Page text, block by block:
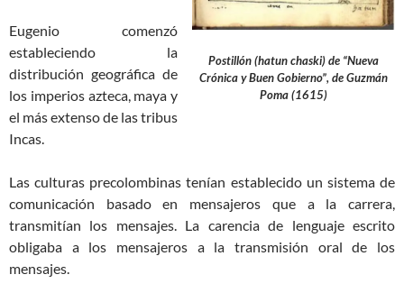
Postillón (hatun chaski) de “Nueva
Crónica y Buen Gobierno”, de Guzmán
Poma (1615)
Eugenio comenzó
estableciendo la
distribución geográfica de
los imperios azteca, maya y
el más extenso de las tribus
Incas.
Las culturas precolombinas tenían establecido un sistema de
comunicación basado en mensajeros que a la carrera,
transmitían los mensajes. La carencia de lenguaje escrito
obligaba a los mensajeros a la transmisión oral de los
mensajes.